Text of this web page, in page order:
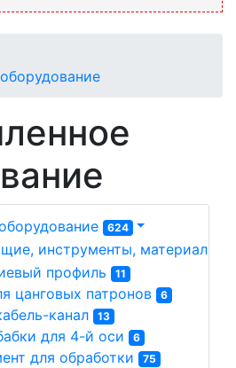
624
инструменты, материалы
профиль
11
цанговых патронов 6
канал 13
для 4-й оси 6
для обработки 75